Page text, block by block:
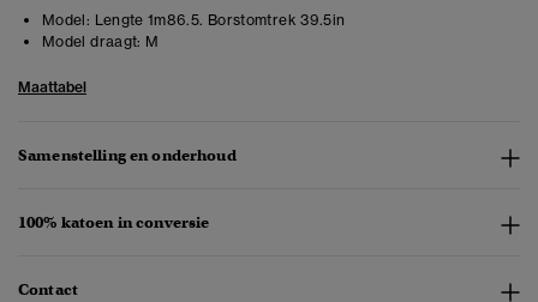
Model: Lengte 1m86.5. Borstomtrek 39.5in
Model draagt: M
Maattabel
Samenstelling en onderhoud
100% katoen in conversie
Contact